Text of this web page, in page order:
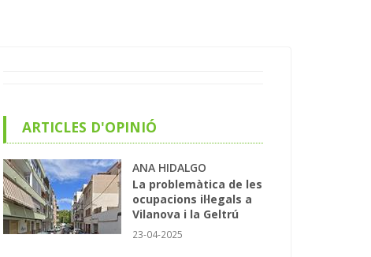
ARTICLES D'OPINIÓ
ANA HIDALGO
La problemàtica de les
ocupacions il·legals a
Vilanova i la Geltrú
23-04-2025